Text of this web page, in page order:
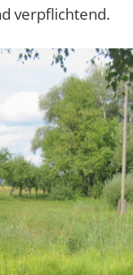
verpflichtend.